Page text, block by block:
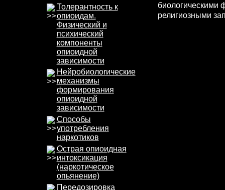
Толерантность к
опиоидам.
Физический и
психический
компоненты
опиоидной
зависимости
Нейробиолоrические
механизмы
формирования
опиоидной
зависимости
Способы
употребления
наркотиков
Острая опиоидная
интоксикация
(наркотическое
опьянение)
Передозировка
биологическими
религиозными